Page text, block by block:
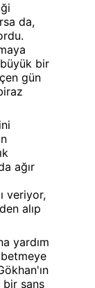
da,
büyük bir
gün
ağır
veriyor,
alıp
yardım
şans